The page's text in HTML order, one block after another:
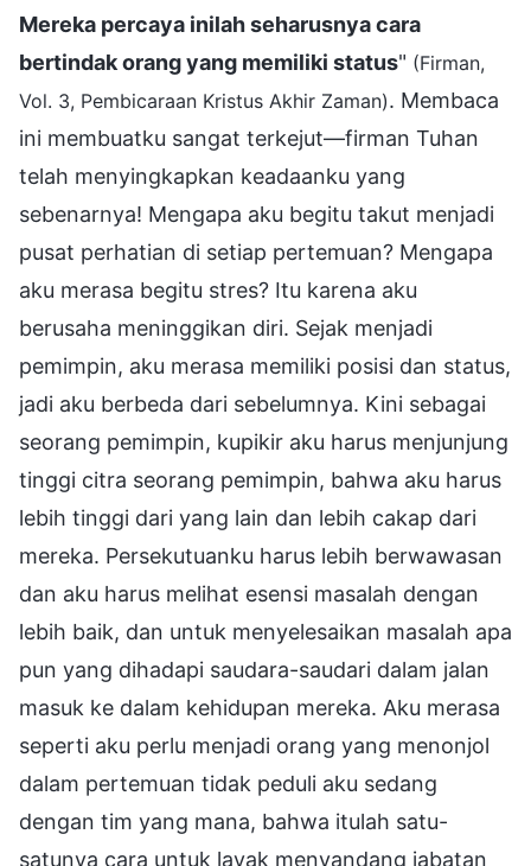
Mereka percaya inilah seharusnya cara
bertindak orang yang memiliki status" (Firman,
Vol. 3, Pembicaraan Kristus Akhir Zaman). Membaca
ini membuatku sangat terkejut—firman Tuhan
telah menyingkapkan keadaanku yang
sebenarnya! Mengapa aku begitu takut menjadi
pusat perhatian di setiap pertemuan? Mengapa
aku merasa begitu stres? Itu karena aku
berusaha meninggikan diri. Sejak menjadi
pemimpin, aku merasa memiliki posisi dan status,
jadi aku berbeda dari sebelumnya. Kini sebagai
seorang pemimpin, kupikir aku harus menjunjung
tinggi citra seorang pemimpin, bahwa aku harus
lebih tinggi dari yang lain dan lebih cakap dari
mereka. Persekutuanku harus lebih berwawasan
dan aku harus melihat esensi masalah dengan
lebih baik, dan untuk menyelesaikan masalah apa
pun yang dihadapi saudara-saudari dalam jalan
masuk ke dalam kehidupan mereka. Aku merasa
seperti aku perlu menjadi orang yang menonjol
dalam pertemuan tidak peduli aku sedang
dengan tim yang mana, bahwa itulah satu-
satunya cara untuk layak menyandang jabatan